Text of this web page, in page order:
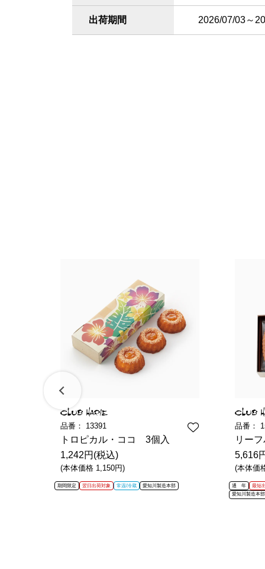
出荷期間 2026/07/03～
品番： 13391
トロピカル・ココ 3個入
1,242円(税込)
(本体価格 1,150円)
期間限定 翌日出荷対象 常温/冷蔵 愛知川製造本部
品番：
リー
5,616
(本体価
通 年
最短
愛知川製造本部